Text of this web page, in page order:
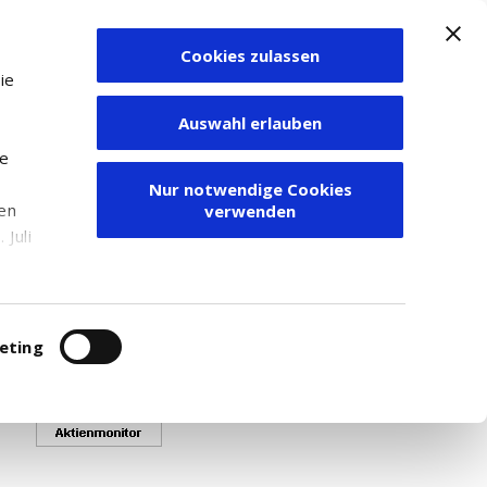
Juli
Cookies zulassen
Auswahl erlauben
Nur notwendige Cookies
verwenden
Zum Depot
Kurse angezeigt werden.
80 999.